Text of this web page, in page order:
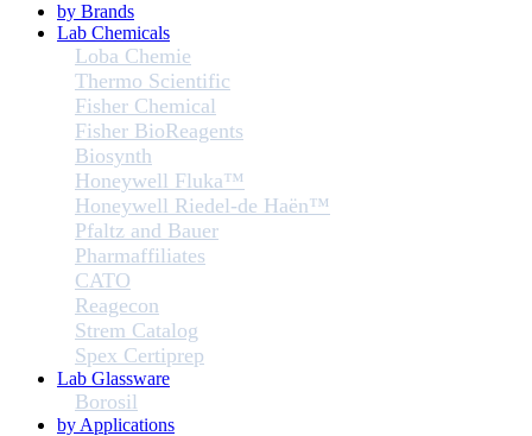
by Brands
Lab Chemicals
Loba Chemie
Thermo Scientific
Fisher Chemical
Fisher BioReagents
Biosynth
Honeywell Fluka™
Honeywell Riedel-de Haën™
Pfaltz and Bauer
Pharmaffiliates
CATO
Reagecon
Strem Catalog
Spex Certiprep
Lab Glassware
Borosil
by Applications